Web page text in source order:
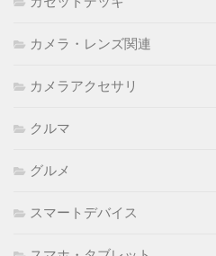
カメラ・レンズ関連
カメラアクセサリ
クルマ
グルメ
スマートデバイス